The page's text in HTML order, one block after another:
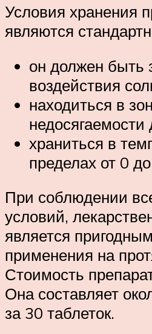
Условия хранения
являются
он должен быть
воздействия
находиться в
недосягаемости
храниться в
пределах от 0
При соблюдении
условий,
является
применения на
Стоимость
Она составляет
за 30 таблеток.